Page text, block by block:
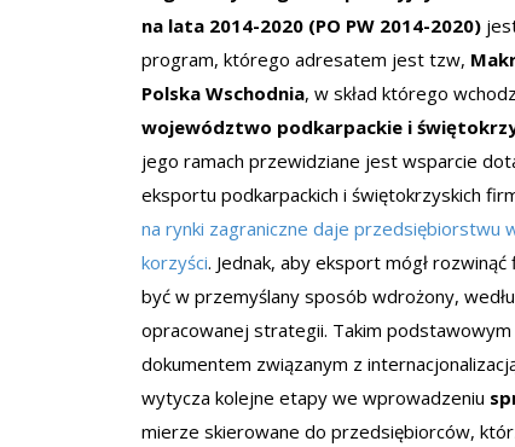
na lata 2014-2020 (PO PW 2014-2020)
program, którego adresatem jest tzw,
Polska Wschodnia, w skład którego
województwo podkarpackie i
jego ramach przewidziane jest wsparcie
eksportu podkarpackich i świętokrzyskich
na rynki zagraniczne daje przedsiębiorstwu
korzyści. Jednak, aby eksport mógł rozwinąć
być w przemyślany sposób wdrożony,
opracowanej strategii. Takim podstawowym
dokumentem związanym z
wytycza kolejne etapy we wprowadzeniu
mierze skierowane do przedsiębiorców,